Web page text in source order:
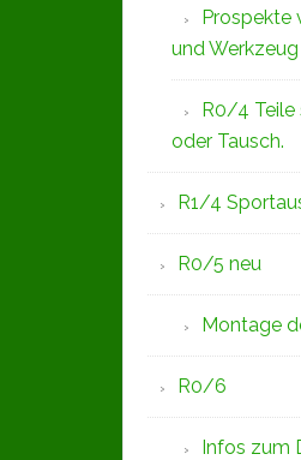
Prospekte
und Werkzeug
R0/4 Teile
oder Tausch.
R1/4
R0/5 neu
Montage
R0/6
Infos zum